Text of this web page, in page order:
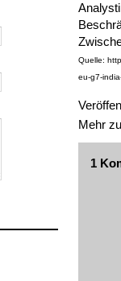
Quelle:
eu-g7-
Mehr
1